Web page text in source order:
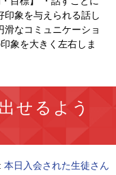
印象を与えられる話し
なコミュニケーショ
象を大きく左右しま
せるよう
本日入会された生徒さん